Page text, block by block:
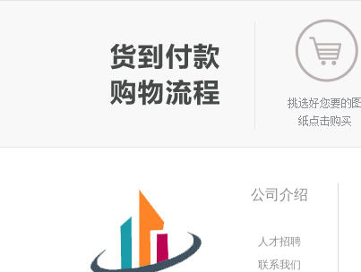
公司介绍
人才招聘
联系我们